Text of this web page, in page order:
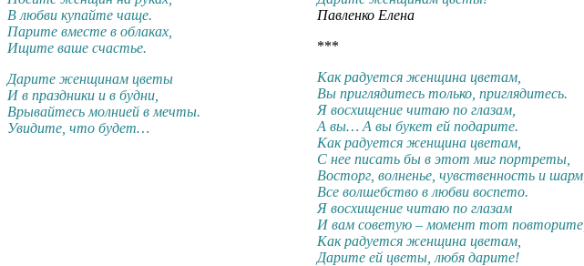
В любви купайте чаще.
Парите вместе в облаках,
Ищите ваше счастье.
Дарите женщинам цветы
И в праздники и в будни,
Врывайтесь молнией в мечты.
Увидите, что будет…
Павленко Елена
***
Как радуется женщина цветам,
Вы приглядитесь только, приглядитесь.
Я восхищение читаю по глазам,
А вы… А вы букет ей подарите.
Как радуется женщина цветам,
С нее писать бы в этот миг портреты,
Восторг, волненье, чувственность и шарм,
Все волшебство в любви воспето.
Я восхищение читаю по глазам
И вам советую – момент тот повторите,
Как радуется женщина цветам,
Дарите ей цветы, любя дарите!